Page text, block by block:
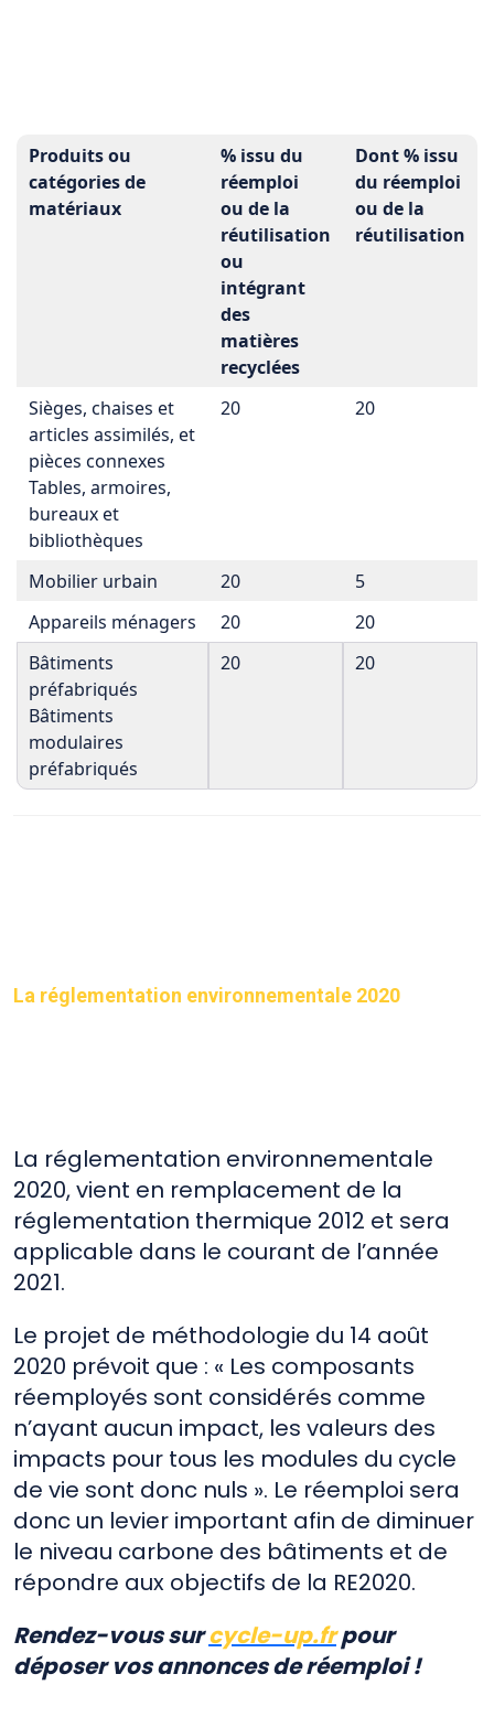
Produits ou
catégories de
matériaux
% issu du
réemploi
ou de la
réutilisation
ou
intégrant
des
matières
recyclées
Dont % issu
du réemploi
ou de la
réutilisation
Sièges, chaises et
articles assimilés, et
pièces connexes
Tables, armoires,
bureaux et
bibliothèques
20 20
Mobilier urbain 20
5
Appareils ménagers
20
20
Bâtiments
préfabriqués
Bâtiments
modulaires
préfabriqués
20 20
La réglementation environnementale 2020
La réglementation environnementale
2020, vient en remplacement de la
réglementation thermique 2012 et sera
applicable dans le courant de l’année
2021.
Le projet de méthodologie du 14 août
2020 prévoit que : « Les composants
réemployés sont considérés comme
n’ayant aucun impact, les valeurs des
impacts pour tous les modules du cycle
de vie sont donc nuls ». Le réemploi sera
donc un levier important afin de diminuer
le niveau carbone des bâtiments et de
répondre aux objectifs de la RE2020.
Rendez-vous surcycle-up.frpour
déposer vos annonces de réemploi !